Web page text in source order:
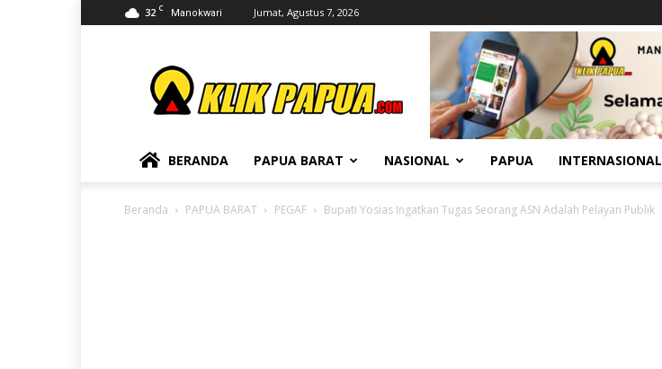
32 C Manokwari Jumat, Agustus 7, 2026
BERANDA PAPUA BARAT NASIONAL PAPUA INTERNASIONAL
Beranda PAPUA BARAT PEGAF Bupati Yosias Ingatkan Tugas Seorang ASN Adalah Pelayan Publik